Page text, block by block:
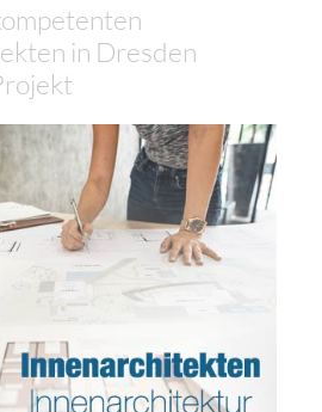
in Dresden